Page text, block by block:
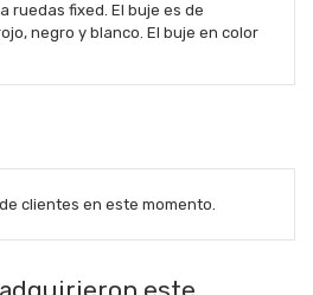
ruedas fixed. El buje es de
negro y blanco. El buje en color
clientes en este momento.